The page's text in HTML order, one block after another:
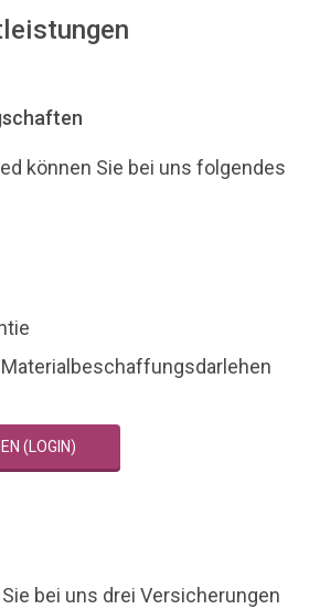
können Sie bei uns folgendes
(LOGIN)
bei uns drei Versicherungen